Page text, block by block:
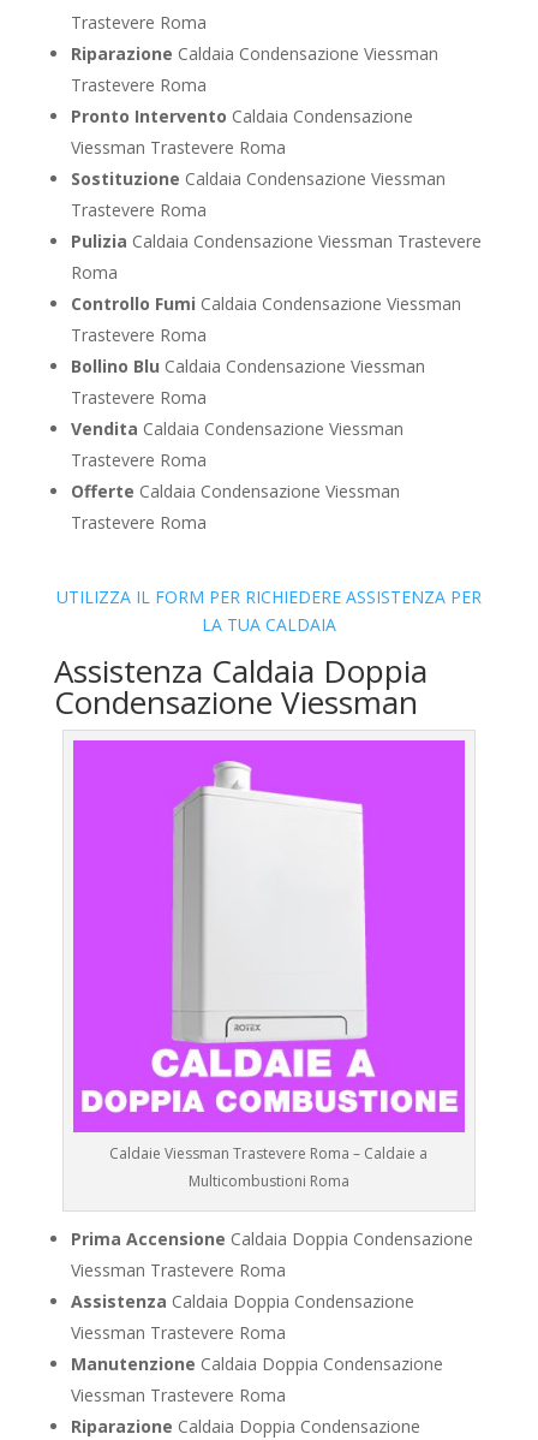
Trastevere Roma
Riparazione Caldaia Condensazione Viessman
Trastevere Roma
Pronto Intervento Caldaia Condensazione
Viessman Trastevere Roma
Sostituzione Caldaia Condensazione Viessman
Trastevere Roma
Pulizia Caldaia Condensazione Viessman Trastevere
Roma
Controllo Fumi Caldaia Condensazione Viessman
Trastevere Roma
Bollino Blu Caldaia Condensazione Viessman
Trastevere Roma
Vendita Caldaia Condensazione Viessman
Trastevere Roma
Offerte Caldaia Condensazione Viessman
Trastevere Roma
UTILIZZA IL FORM PER RICHIEDERE ASSISTENZA PER
LA TUA CALDAIA
Assistenza Caldaia Doppia
Condensazione Viessman
Caldaie Viessman Trastevere Roma – Caldaie a
Multicombustioni Roma
Prima Accensione Caldaia Doppia Condensazione
Viessman Trastevere Roma
Assistenza Caldaia Doppia Condensazione
Viessman Trastevere Roma
Manutenzione Caldaia Doppia Condensazione
Viessman Trastevere Roma
Riparazione Caldaia Doppia Condensazione